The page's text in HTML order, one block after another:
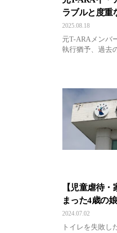
ラブルと度重
2025.08.18
元T-ARAメンバ
執行猶予、過去
【児童虐待
まった4歳の
子のない容疑者
2024.07.02
トイレを失敗し